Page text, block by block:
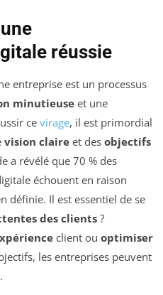
réussie
entreprise est un processus
minutieuse et une
ce virage, il est primordial
vision claire et des objectifs
a révélé que 70 % des
échouent en raison
définie. Il est essentiel de se
des clients ?
client ou optimiser
les entreprises peuvent